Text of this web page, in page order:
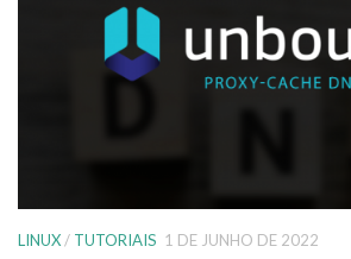
LINUX / TUTORIAIS 1 DE JUNHO DE 2022